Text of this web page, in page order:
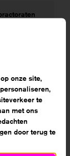
mbo met
januari bij
onze site,
te
met ons
door terug te